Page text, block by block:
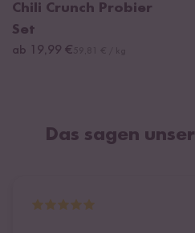
Chili Crunch Probier
Set
ab 19,99 €
Das sagen